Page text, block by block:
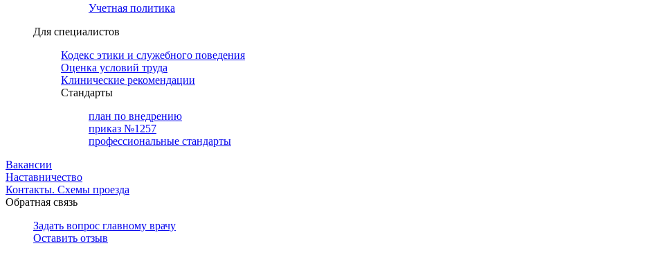
Учетная политика
Для специалистов
Кодекс этики и служебного поведения
Оценка условий труда
Клинические рекомендации
Cтандарты
план по внедрению
приказ №1257
профессиональные стандарты
Вакансии
Наставничество
Контакты. Схемы проезда
Обратная связь
Задать вопрос главному врачу
Оставить отзыв